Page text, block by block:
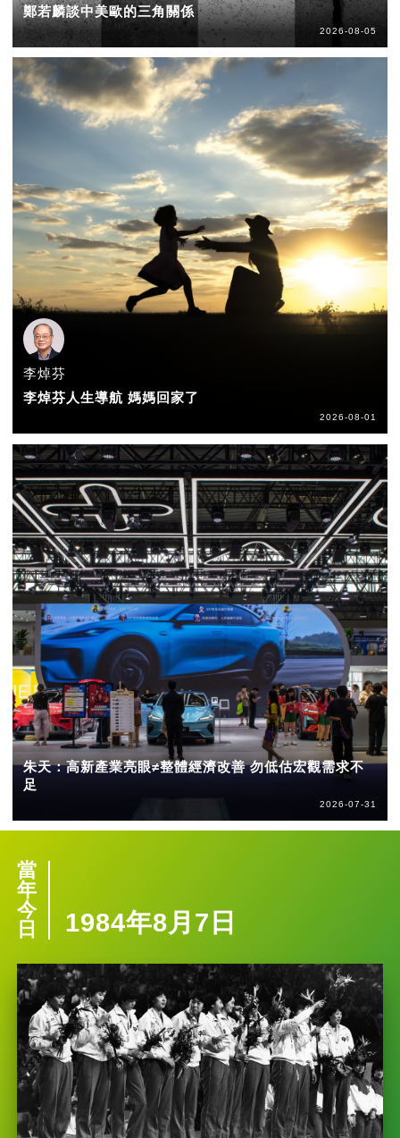
鄭若麟談中美歐的三角關係
2026-08-05
李焯芬
李焯芬人生導航 媽媽回家了
2026-08-01
朱天：高新產業亮眼≠整體經濟改善 勿低估宏觀需求不
足
2026-07-31
當
年
今
日
1984年8月7日